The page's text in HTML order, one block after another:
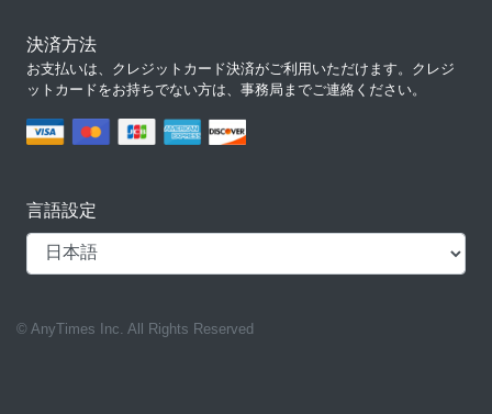
決済方法
お支払いは、クレジットカード決済がご利用いただけます。クレジ
ットカードをお持ちでない方は、事務局までご連絡ください。
言語設定
© AnyTimes Inc. All Rights Reserved